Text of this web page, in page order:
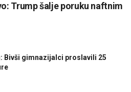
Trump šalje poruku naftnim
Bivši gimnazijalci proslavili 25